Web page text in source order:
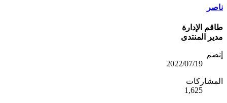
ناصر
طاقم الإدارة
مدير المنتدى
إنضم
2022/07/19
المشاركات
1,625